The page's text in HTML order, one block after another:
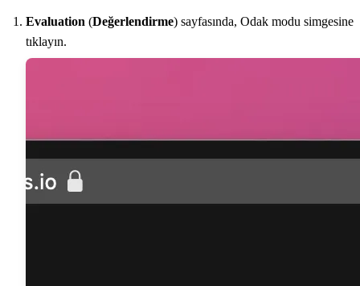
Evaluation (Değerlendirme) sayfasında, Odak modu simgesine
tıklayın.